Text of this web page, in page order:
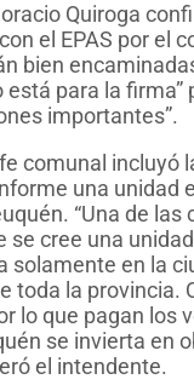
Quiroga
el EPAS por el
bien
está para la firma”
importantes”.
comunal incluyó
una unidad
“Una de las
se cree una
solamente en la
toda la provincia.
lo que pagan los
se invierta en
el intendente.